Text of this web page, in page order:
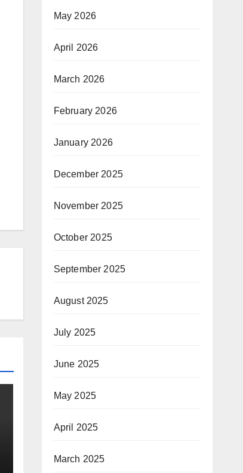
May 2026
April 2026
March 2026
February 2026
January 2026
December 2025
November 2025
October 2025
September 2025
August 2025
July 2025
June 2025
May 2025
April 2025
March 2025